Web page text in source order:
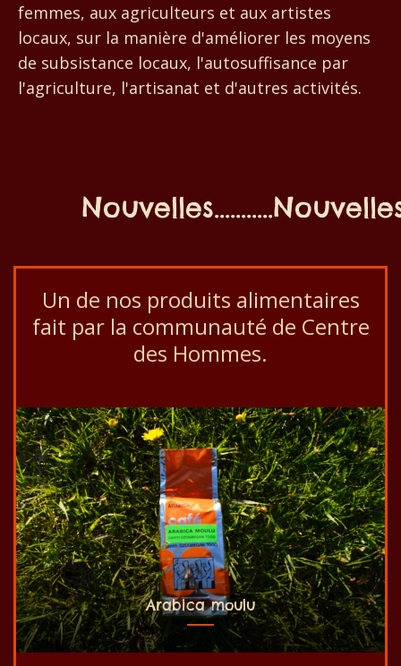
femmes, aux agriculteurs et aux artistes
locaux, sur la manière d'améliorer les moyens
de subsistance locaux, l'autosuffisance par
l'agriculture, l'artisanat et d'autres activités.
Un de nos produits alimentaires
fait par la communauté de Centre
des Hommes.
Arabica moulu